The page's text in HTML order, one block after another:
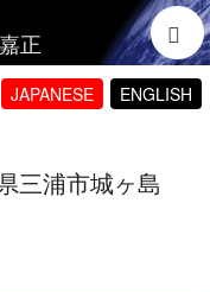
正
JAPANESE ENGLISH
三浦市城ヶ島